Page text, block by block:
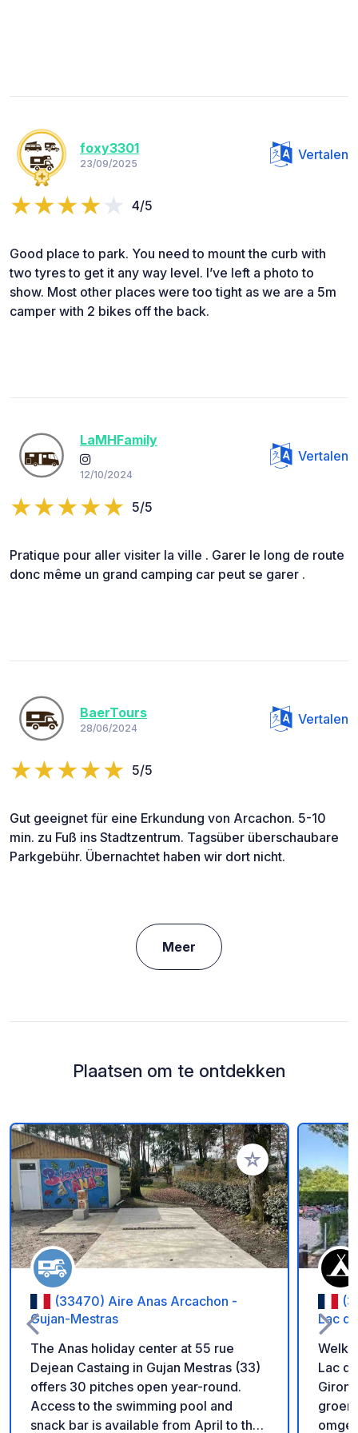
foxy3301
23/09/2025
Vertalen
4/5
Good place to park. You need to mount the curb with
two tyres to get it any way level. I’ve left a photo to
show. Most other places were too tight as we are a 5m
camper with 2 bikes off the back.
LaMHFamily
12/10/2024
Vertalen
5/5
Pratique pour aller visiter la ville . Garer le long de route
donc même un grand camping car peut se garer .
BaerTours
28/06/2024
Vertalen
5/5
Gut geeignet für eine Erkundung von Arcachon. 5-10
min. zu Fuß ins Stadtzentrum. Tagsüber überschaubare
Parkgebühr. Übernachtet haben wir dort nicht.
Meer
Plaatsen om te ontdekken
Voeg toe aan je
(33470) Aire Anas Arcachon -
Gujan-Mestras
The Anas holiday center at 55 rue
Dejean Castaing in Gujan Mestras (33)
offers 30 pitches open year-round.
Access to the swimming pool and
snack bar is available from April to the
Lac
Lac